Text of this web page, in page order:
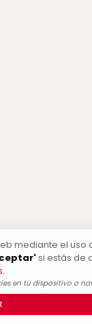
mediante el uso
si estás de
en tu dispositivo o